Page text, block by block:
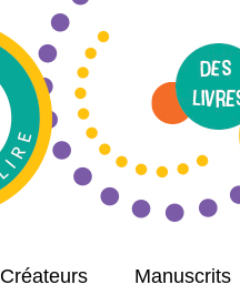
Créateurs Manuscrits